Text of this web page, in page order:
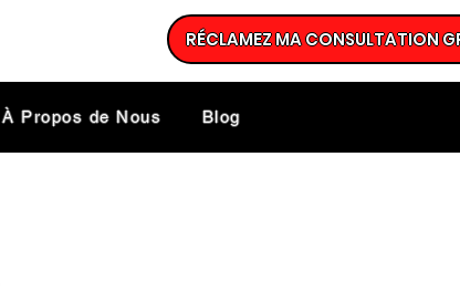
RÉCLAMEZ MA CONSULTATION
À Propos de Nous Blog